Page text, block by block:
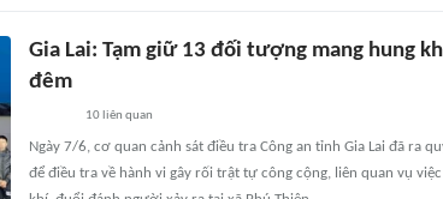
Gia Lai: Tạm giữ 13 đối tượng mang hung
đêm
10liên quan
Ngày 7/6, cơ quan cảnh sát điều tra Công an tỉnh Gia Lai đã ra
để điều tra về hành vi gây rối trật tự công cộng, liên quan vụ